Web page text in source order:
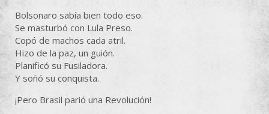
Bolsonaro sabía bien todo eso.
Se masturbó con Lula Preso.
Copó de machos cada atril.
Hizo de la paz, un guión.
Planificó su Fusiladora.
Y soñó su conquista.
¡Pero Brasil parió una Revolución!